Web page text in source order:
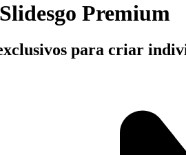
Premium
para criar